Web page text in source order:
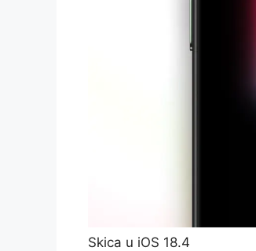
Skica u iOS 18.4